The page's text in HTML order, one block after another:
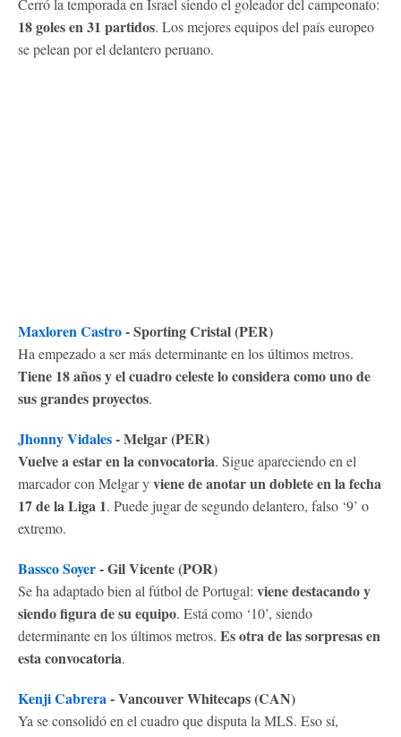
Cerró la temporada en Israel siendo el goleador del campeonato:
18 goles en 31 partidos. Los mejores equipos del país europeo
se pelean por el delantero peruano.
Maxloren Castro- Sporting Cristal (PER)
Ha empezado a ser más determinante en los últimos metros.
Tiene 18 años y el cuadro celeste lo considera como uno de
sus grandes proyectos.
Jhonny Vidales- Melgar (PER)
Vuelve a estar en la convocatoria. Sigue apareciendo en el
marcador con Melgar yviene de anotar un doblete en la fecha
17 de la Liga 1. Puede jugar de segundo delantero, falso ‘9’ o
extremo.
Bassco Soyer- Gil Vicente (POR)
Se ha adaptado bien al fútbol de Portugal: viene destacando y
siendo figura de su equipo. Está como ‘10’, siendo
determinante en los últimos metros. Es otra de las sorpresas en
esta convocatoria.
Kenji Cabrera- Vancouver Whitecaps (CAN)
Ya se consolidó en el cuadro que disputa la MLS. Eso sí,